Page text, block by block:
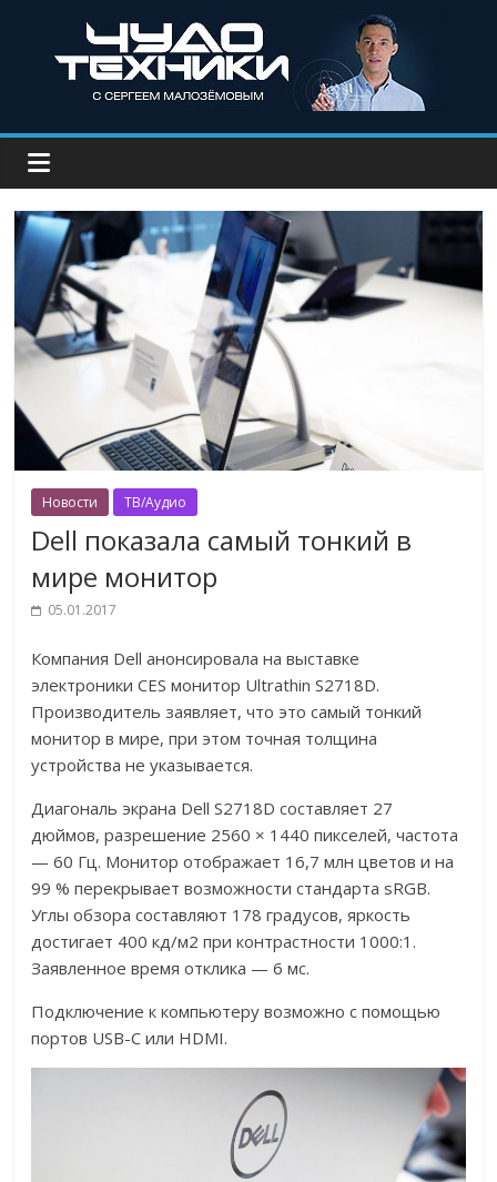
Новости ТВ/Аудио
Dell показала самый тонкий в
мире монитор
05.01.2017
Компания Dell анонсировала на выставке
электроники CES монитор Ultrathin S2718D.
Производитель заявляет, что это самый тонкий
монитор в мире, при этом точная толщина
устройства не указывается.
Диагональ экрана Dell S2718D составляет 27
дюймов, разрешение 2560 × 1440 пикселей, частота
— 60 Гц. Монитор отображает 16,7 млн цветов и на
99 % перекрывает возможности стандарта sRGB.
Углы обзора составляют 178 градусов, яркость
достигает 400 кд/м2 при контрастности 1000:1.
Заявленное время отклика — 6 мс.
Подключение к компьютеру возможно с помощью
портов USB-C или HDMI.